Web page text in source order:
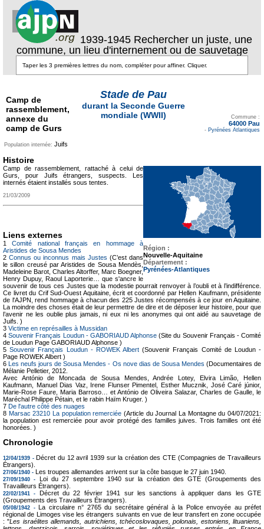
1939-1945 Rechercher un juste, une
commune, un lieu d'internement ou de sauvetage
Camp de
rassemblement,
annexe du
camp de Gurs
Stade de Pau
durant la Seconde Guerre
mondiale (WWII)
Commune :
64000 Pau
- Pyrénées Atlantiques
Population internée: Juifs
Région :
Nouvelle-Aquitaine
Département :
Pyrénées-Atlantiques
Histoire
Camp de rassemblement, rattaché à celui de
Gurs, pour Juifs étrangers, suspects. Les
internés étaient installés sous tentes.
21/03/2009
Liens externes
1Comité national français en hommage à
Aristides de Sousa Mendes
2Connus ou inconnus mais Justes (C’est dans
le sillon creusé par Aristides de Sousa Mendès,
Madeleine Barot, Charles Altorffer, Marc Boegner,
Henry Dupuy, Raoul Laporterie… que s'ancre le
souvenir de tous ces Justes que la modestie pourrait renvoyer à l’oubli et à l’indifférence.
Ce livret du Crif Sud-Ouest Aquitaine, écrit et coordonné par Hellen Kaufmann, présidente
de l'AJPN, rend hommage à chacun des 225 Justes récompensés à ce jour en Aquitaine.
La moindre des choses était de leur permettre de dire et de déposer leur histoire, pour que
l’avenir ne les oublie plus jamais, ni eux ni les anonymes qui ont aidé au sauvetage de
Juifs. )
3 Victime en représailles à Mussidan
4Souvenir Français Loudun - GABORIAUD Alphonse (Site du Souvenir Français - Comité
de Loudun Page GABORIAUD Alphonse )
5Souvenir Français Loudun - ROWEK Albert (Souvenir Français Comité de Loudun -
Page ROWEK Albert )
6Les neufs jours de Sousa Mendes - Os nove dias de Sousa Mendes (Documentaires de
Mélanie Pelletier, 2012.
Avec António de Moncada de Sousa Mendes, Andrée Lotey, Elvira Limão, Hellen
Kaufmann, Manuel Dias Vaz, Irene Flunser Pimentel, Esther Mucznik, José Caré júnior,
Marie-Rose Faure, Maria Barroso… et António de Oliveira Salazar, Charles de Gaulle, le
Maréchal Philippe Pétain, et le rabin Haïm Kruger. )
7 De l'autre côté des nuages
8 Marsac 23210 La population remerciée(Article du Journal La Montagne du 04/07/2021:
la population est remerciée pour avoir protégé des familles juives. Trois familles ont été
honorées. )
Chronologie
12/04/1939 - Décret du 12 avril 1939 sur la création des CTE (Compagnies de Travailleurs
Étrangers).
27/06/1940 - Les troupes allemandes arrivent sur la côte basque le 27 juin 1940.
27/09/1940 -
Loi du 27 septembre 1940 sur la création des GTE (Groupements des
Travailleurs Étrangers).
22/02/1941 -
Décret du 22 février 1941 sur les sanctions à appliquer dans les GTE
(Groupements des Travailleurs Étrangers).
05/08/1942 - La circulaire n° 2765 du secrétaire général à la Police envoyée au préfet
régional de Limoges vise les étrangers suivants en vue de leur transfert en zone occupée
: "Les israélites allemands, autrichiens, tchécoslovaques, polonais, estoniens, lituaniens,